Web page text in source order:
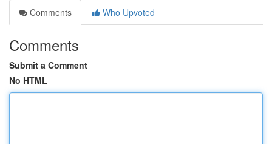
Comments
Who Upvoted
Comments
Submit a Comment
No HTML